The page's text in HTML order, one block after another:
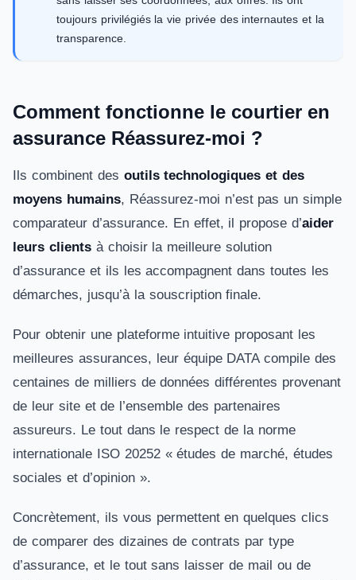
toujours privilégiés la vie privée des internautes et la
transparence.
Comment fonctionne le courtier en
assurance Réassurez-moi ?
Ils combinent des outils technologiques et des
moyens humains, Réassurez-moi n’est pas un simple
comparateur d’assurance. En effet, il propose d’aider
leurs clientsà choisir la meilleure solution
d’assurance et ils les accompagnent dans toutes les
démarches, jusqu’à la souscription finale.
Pour obtenir une plateforme intuitive proposant les
meilleures assurances, leur équipe DATA compile des
centaines de milliers de données différentes provenant
de leur site et de l’ensemble des partenaires
assureurs. Le tout dans le respect de la norme
internationale ISO 20252 « études de marché, études
sociales et d’opinion ».
Concrètement, ils vous permettent en quelques clics
de comparer des dizaines de contrats par type
d’assurance, et le tout sans laisser de mail ou de